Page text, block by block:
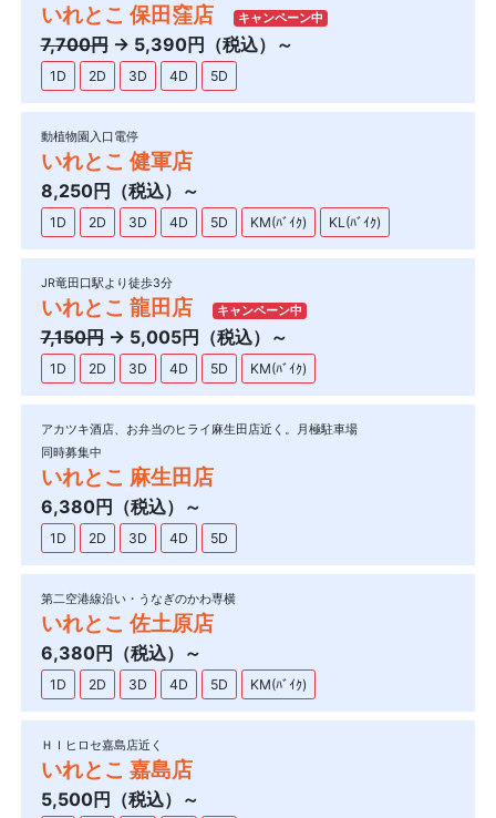
いれとこ 保田窪店 キャンペーン中
7,700円→ 5,390円（税込）～
1D 2D 3D 4D 5D
動植物園入口電停
いれとこ 健軍店
8,250円（税込）～
1D 2D 3D 4D 5D KM(ﾊﾞｲｸ) KL(ﾊﾞｲｸ)
JR竜田口駅より徒歩3分
いれとこ 龍田店 キャンペーン中
7,150円→ 5,005円（税込）～
1D 2D 3D 4D 5D KM(ﾊﾞｲｸ)
アカツキ酒店、お弁当のヒライ麻生田店近く。月極駐車場
同時募集中
いれとこ 麻生田店
6,380円（税込）～
1D 2D 3D 4D 5D
第二空港線沿い・うなぎのかわ専横
いれとこ 佐土原店
6,380円（税込）～
1D 2D 3D 4D 5D KM(ﾊﾞｲｸ)
ＨＩヒロセ嘉島店近く
いれとこ 嘉島店
5,500円（税込）～